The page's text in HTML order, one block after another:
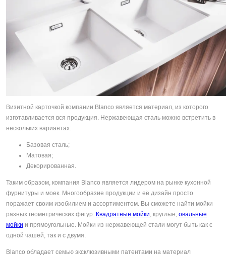
Визитной карточкой компании Blanco является материал, из которого
изготавливается вся продукция. Нержавеющая сталь можно встретить в
нескольких вариантах:
Базовая сталь;
Матовая;
Декорированная.
Таким образом, компания Blanco является лидером на рынке кухонной
фурнитуры и моек. Многообразие продукции и её дизайн просто
поражает своим изобилием и ассортиментом. Вы сможете найти мойки
разных геометрических фигур. Квадратные мойки, круглые, овальные
мойки и прямоугольные. Мойки из нержавеющей стали могут быть как с
одной чашей, так и с двумя.
Blanco обладает семью эксклюзивными патентами на материал